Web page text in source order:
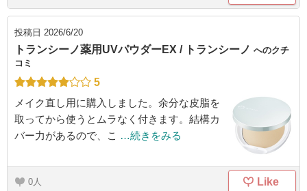
投稿日 2026/6/20
トランシーノ薬用UVパウダーEX / トランシーノ へのクチ
コミ
5
メイク直し用に購入しました。余分な皮脂を
取ってから使うとムラなく付きます。結構カ
バー力があるので、こ …続きをみる
0 Like